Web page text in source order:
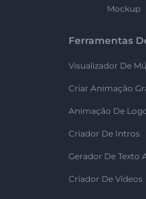
Mockup
Ferramentas
Visualizador De
Criar Animação
Animação De
Criador De Intros
Gerador De Texto
Criador De Vídeos